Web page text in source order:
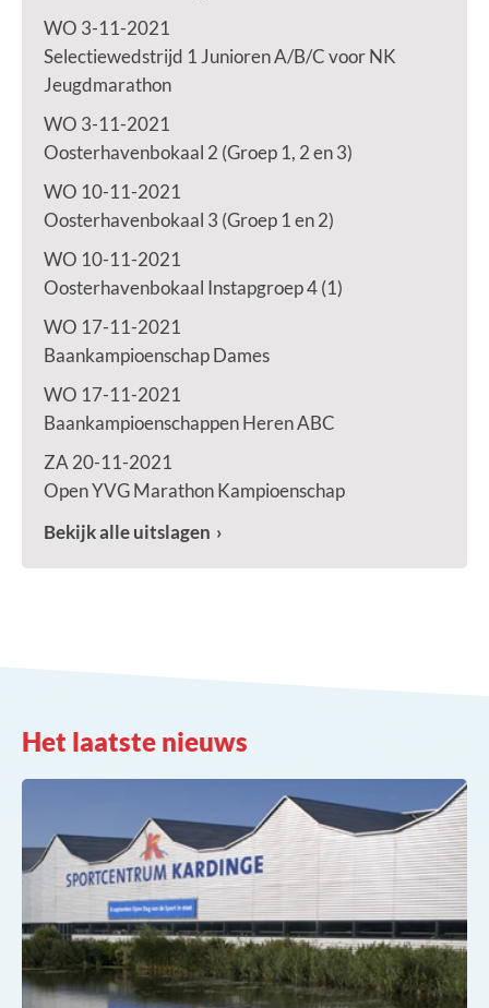
WO 3-11-2021
Selectiewedstrijd 1 Junioren A/B/C voor NK
Jeugdmarathon
WO 3-11-2021
Oosterhavenbokaal 2 (Groep 1, 2 en 3)
WO 10-11-2021
Oosterhavenbokaal 3 (Groep 1 en 2)
WO 10-11-2021
Oosterhavenbokaal Instapgroep 4 (1)
WO 17-11-2021
Baankampioenschap Dames
WO 17-11-2021
Baankampioenschappen Heren ABC
ZA 20-11-2021
Open YVG Marathon Kampioenschap
Bekijk alle uitslagen
Het laatste nieuws